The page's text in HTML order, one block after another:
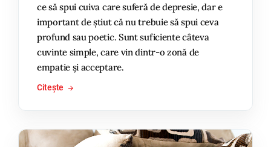
ce să spui cuiva care suferă de depresie, dar e
important de știut că nu trebuie să spui ceva
profund sau poetic. Sunt suficiente câteva
cuvinte simple, care vin dintr-o zonă de
empatie și acceptare.
Citește